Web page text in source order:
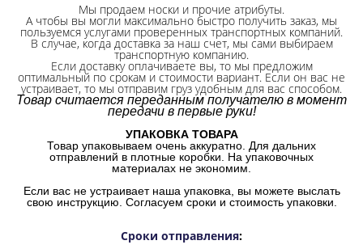
Мы продаем носки и прочие атрибуты.
А чтобы вы могли максимально быстро получить заказ, мы
пользуемся услугами проверенных транспортных компаний.
В случае, когда доставка за наш счет, мы сами выбираем
транспортную компанию.
Если доставку оплачиваете вы, то мы предложим
оптимальный по срокам и стоимости вариант. Если он вас не
устраивает, то мы отправим груз удобным для вас способом.
Товар считается переданным получателю в момент
передачи в первые руки!
УПАКОВКА ТОВАРА
Товар упаковываем очень аккуратно. Для дальних
отправлений в плотные коробки. На упаковочных
материалах не экономим.
Если вас не устраивает наша упаковка, вы можете выслать
свою инструкцию. Согласуем сроки и стоимость упаковки.
Сроки отправления: